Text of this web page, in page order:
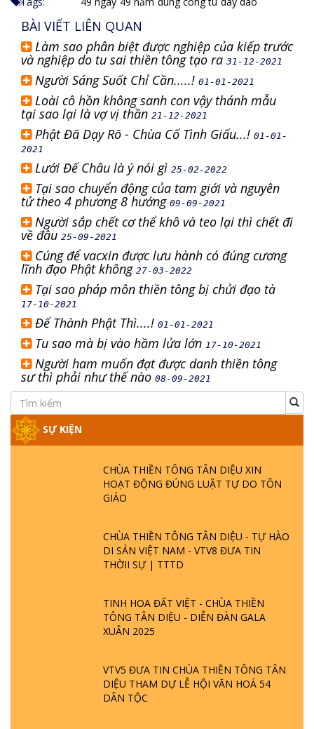
BÀI VIẾT LIÊN QUAN
Làm sao phân biệt được nghiệp của kiếp trước
và nghiệp do tu sai thiền tông tạo ra 31-12-2021
Người Sáng Suốt Chỉ Cần.....! 01-01-2021
Loài cô hồn không sanh con vậy thánh mẫu
tại sao lại là vợ vị thần 21-12-2021
Phật Đã Dạy Rõ - Chùa Cố Tình Giấu...! 01-01-
2021
Lưới Đế Châu là ý nói gì 25-02-2022
Tại sao chuyển động của tam giới và nguyên
tử theo 4 phương 8 hướng 09-09-2021
Người sắp chết cơ thể khô và teo lại thì chết đi
về đâu 25-09-2021
Cúng để vacxin được lưu hành có đúng cương
lĩnh đạo Phật không 27-03-2022
Tại sao pháp môn thiền tông bị chửi đạo tà
17-10-2021
Để Thành Phật Thì....! 01-01-2021
Tu sao mà bị vào hầm lửa lớn 17-10-2021
Người ham muốn đạt được danh thiền tông
sư thì phải như thế nào 08-09-2021
SỰ KIỆN
CHÙA THIỀN TÔNG TÂN DIỆU XIN
HOẠT ĐỘNG ĐÚNG LUẬT TỰ DO TÔN
GIÁO
CHÙA THIỀN TÔNG TÂN DIỆU - TỰ HÀO
DI SẢN VIỆT NAM - VTV8 ĐƯA TIN
THỜII SỰ | TTTD
TINH HOA ĐẤT VIỆT - CHÙA THIỀN
TÔNG TÂN DIỆU - DIỄN ĐÀN GALA
XUÂN 2025
VTV5 ĐƯA TIN CHÙA THIỀN TÔNG TÂN
DIỆU THAM DỰ LỄ HỘI VĂN HOÁ 54
DÂN TỘC